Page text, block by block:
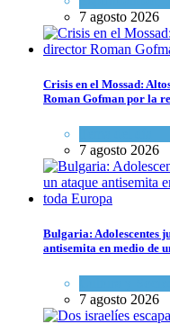
7 agosto 2026
Crisis en el Mossad:
Roman Gofman por la
7 agosto 2026
Bulgaria: Adolescentes
antisemita en medio de
7 agosto 2026